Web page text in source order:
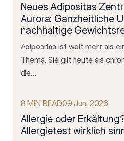
Neues Adipositas
Aurora: Ganzheitliche
nachhaltige
Adipositas ist weit mehr als
Thema. Sie gilt heute als
die…
8 MIN READ09 Juni 2026
Allergie oder
Allergietest wirklich